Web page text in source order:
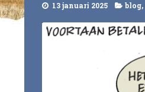
13 januari 2025 blog,